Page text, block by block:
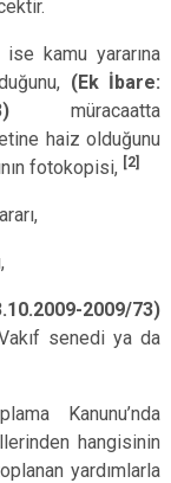
kamu yararına
(Ek İbare:
73) müracaatta
haiz olduğunu
fotokopisi, [2]
2009/73)
senedi ya da
Kanunu’nda
hangisinin
yardımlarla